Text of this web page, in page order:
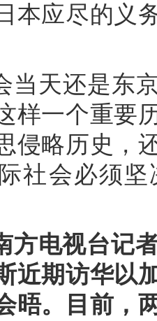
本应尽的义
当天还是东
样一个重要
侵略历史，
社会必须
方电视台记
近期访华以
晤。目前，